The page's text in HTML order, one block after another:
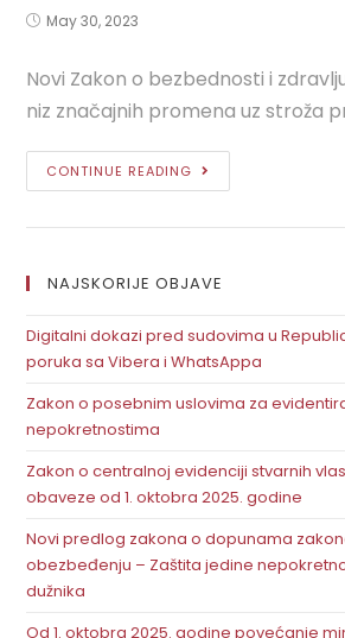
May 30, 2023
Novi Zakon o bezbednosti i
niz značajnih promena uz stroža
CONTINUE READING
NAJSKORIJE OBJAVE
Digitalni dokazi pred sudovima u
poruka sa Vibera i WhatsAppa
Zakon o posebnim uslovima za
nepokretnostima
Zakon o centralnoj evidenciji stvarnih
obaveze od 1. oktobra 2025. godine
Novi predlog zakona o dopunama
obezbeđenju – Zaštita jedine
dužnika
Od 1. oktobra 2025. godine povećanje